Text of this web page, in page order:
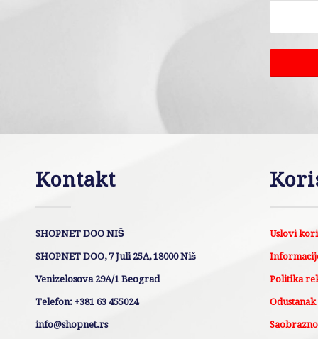
Kontakt
SHOPNET DOO NIŠ
SHOPNET DOO, 7 Juli 25A, 18000 Niš
Venizelosova 29A/1 Beograd
Telefon: +381 63 455024
info@shopnet.rs
Uslovi
Politika